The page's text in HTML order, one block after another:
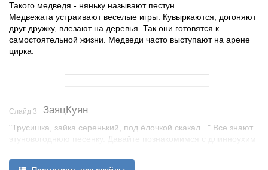
Такого медведя - няньку называют пестун.
Медвежата устраивают веселые игры. Кувыркаются, догоняют
друг дружку, влезают на деревья. Так они готовятся к
самостоятельной жизни. Медведи часто выступают на арене
цирка.
Слайд 3 ЗаяцКуян
"Трусишка, зайка серенький, под ёлочкой скакал..." Все знают
этуновогоднюю песенку. Давайте познакомимся с длинноухим
Большие уши зайца чутко улавливают малейший звук.